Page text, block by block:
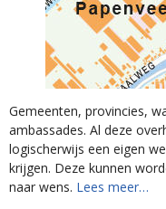
Gemeenten, provincies,
ambassades. Al deze
logischerwijs een eigen
krijgen. Deze kunnen
naar wens. Lees meer…